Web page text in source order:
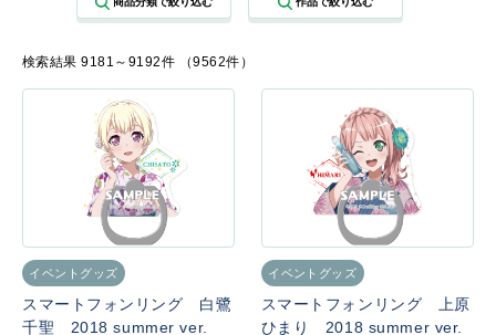
検索結果 9181～9192件 （9562件）
イベントグッズ
スマートフォンリング 白鷺
千聖 2018 summer ver.
イベントグッズ
スマートフォンリング 上原
ひまり 2018 summer ver.